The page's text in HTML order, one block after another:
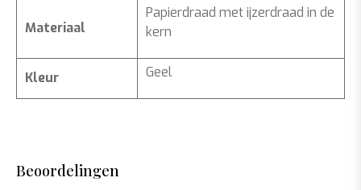
Materiaal
Papierdraad met ijzerdraad in de
kern
Kleur Geel
Beoordelingen